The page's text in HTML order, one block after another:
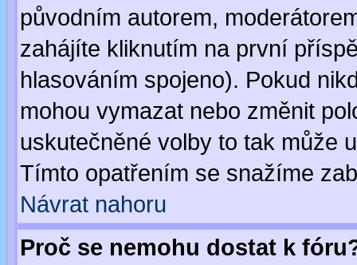
původním autorem,
zahájíte kliknutím na první
hlasováním spojeno). Pokud
mohou vymazat nebo změnit
uskutečněné volby to tak může
Tímto opatřením se snažíme
Návrat nahoru
Proč se nemohu dostat k